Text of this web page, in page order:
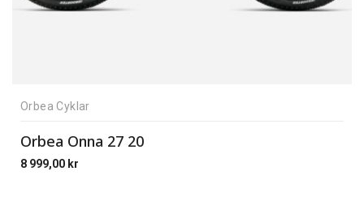
Orbea Cyklar
Orbea Onna 27 20
8 999,00 kr